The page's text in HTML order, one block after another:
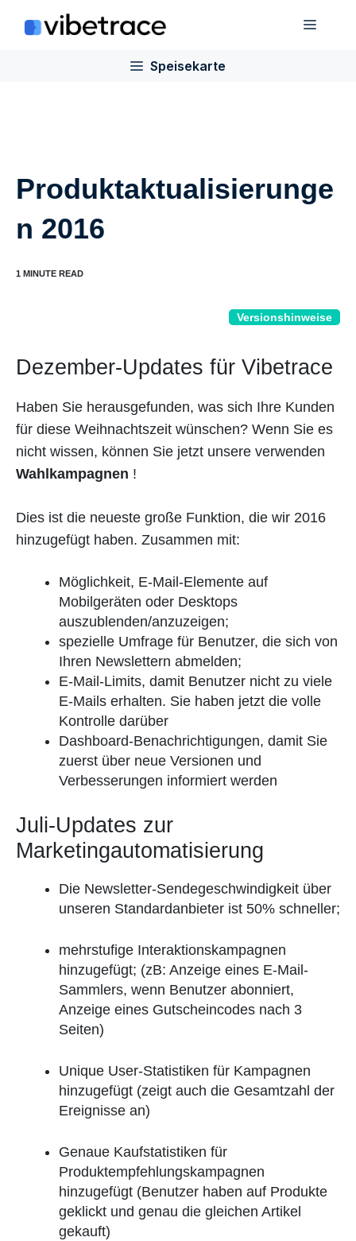
Inhalt
Speisekarte
Produktaktualisierunge
n 2016
Versionshinweise
Dezember-Updates für Vibetrace
Haben Sie herausgefunden, was sich Ihre Kunden
für diese Weihnachtszeit wünschen? Wenn Sie es
nicht wissen, können Sie jetzt unsere verwenden
Wahlkampagnen !
Dies ist die neueste große Funktion, die wir 2016
hinzugefügt haben. Zusammen mit:
Möglichkeit, E-Mail-Elemente auf
Mobilgeräten oder Desktops
auszublenden/anzuzeigen;
spezielle Umfrage für Benutzer, die sich von
Ihren Newslettern abmelden;
E-Mail-Limits, damit Benutzer nicht zu viele
E-Mails erhalten. Sie haben jetzt die volle
Kontrolle darüber
Dashboard-Benachrichtigungen, damit Sie
zuerst über neue Versionen und
Verbesserungen informiert werden
Juli-Updates zur
Marketingautomatisierung
Die Newsletter-Sendegeschwindigkeit über
unseren Standardanbieter ist 50% schneller;
mehrstufige Interaktionskampagnen
hinzugefügt; (zB: Anzeige eines E-Mail-
Sammlers, wenn Benutzer abonniert,
Anzeige eines Gutscheincodes nach 3
Seiten)
Unique User-Statistiken für Kampagnen
hinzugefügt (zeigt auch die Gesamtzahl der
Ereignisse an)
Genaue Kaufstatistiken für
Produktempfehlungskampagnen
hinzugefügt (Benutzer haben auf Produkte
geklickt und genau die gleichen Artikel
gekauft)